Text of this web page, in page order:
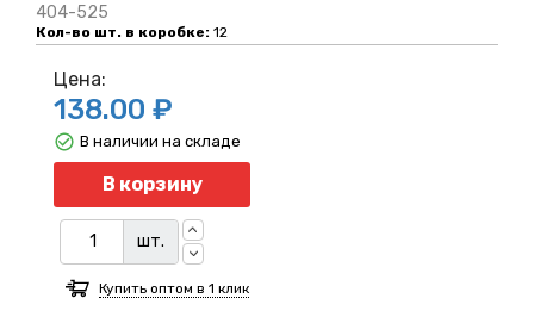
404-525
Кол-во шт. в коробке: 12
Цена:
138.00 ₽
В корзину
шт.
В наличии на складе
Купить оптом в 1 клик